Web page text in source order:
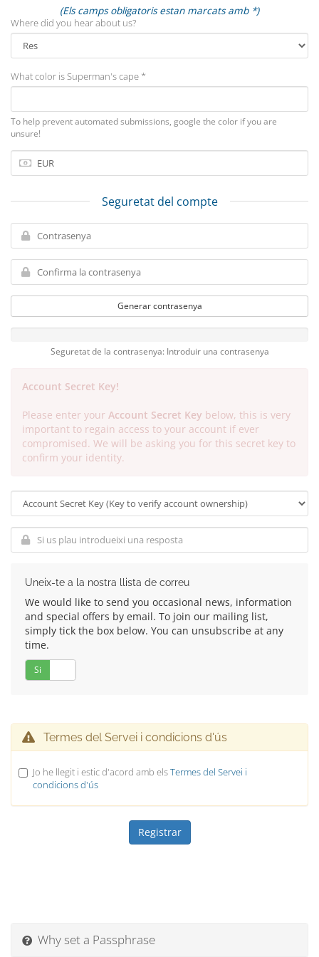
(Els camps obligatoris estan marcats amb *)
Where did you hear about us?
What color is Superman's cape *
To help prevent automated submissions, google the color if you are
unsure!
Seguretat del compte
Generar contrasenya
Seguretat de la contrasenya: Introduir una contrasenya
Account Secret Key!
Please enter your Account Secret Key below, this is very
important to regain access to your account if ever
compromised. We will be asking you for this secret key to
confirm your identity.
Uneix-te a la nostra llista de correu
We would like to send you occasional news, information
and special offers by email. To join our mailing list,
simply tick the box below. You can unsubscribe at any
time.
Si
Termes del Servei i condicions d'ús
Jo he llegit i estic d'acord amb elsTermes del Servei i
condicions d'ús
Why set a Passphrase